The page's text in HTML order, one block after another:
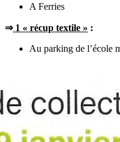
A Ferries
⇒1 « récup textile » :
Au parking de l’école